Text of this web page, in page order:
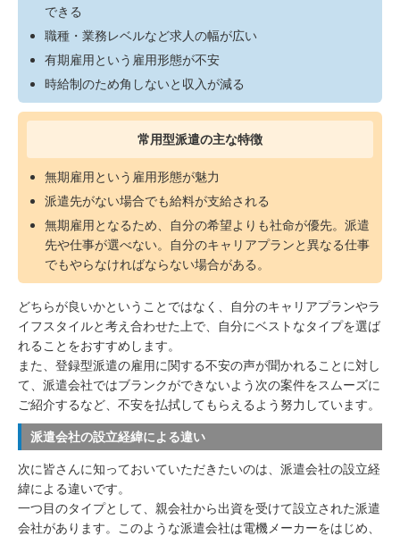
できる
職種・業務レベルなど求人の幅が広い
有期雇用という雇用形態が不安
時給制のため角しないと収入が減る
常用型派遣の主な特徴
無期雇用という雇用形態が魅力
派遣先がない場合でも給料が支給される
無期雇用となるため、自分の希望よりも社命が優先。派遣
先や仕事が選べない。自分のキャリアプランと異なる仕事
でもやらなければならない場合がある。
どちらが良いかということではなく、自分のキャリアプランやラ
イフスタイルと考え合わせた上で、自分にベストなタイプを選ば
れることをおすすめします。
また、登録型派遣の雇用に関する不安の声が聞かれることに対し
て、派遣会社ではブランクができないよう次の案件をスムーズに
ご紹介するなど、不安を払拭してもらえるよう努力しています。
派遣会社の設立経緯による違い
次に皆さんに知っておいていただきたいのは、派遣会社の設立経
緯による違いです。
一つ目のタイプとして、親会社から出資を受けて設立された派遣
会社があります。このような派遣会社は電機メーカーをはじめ、